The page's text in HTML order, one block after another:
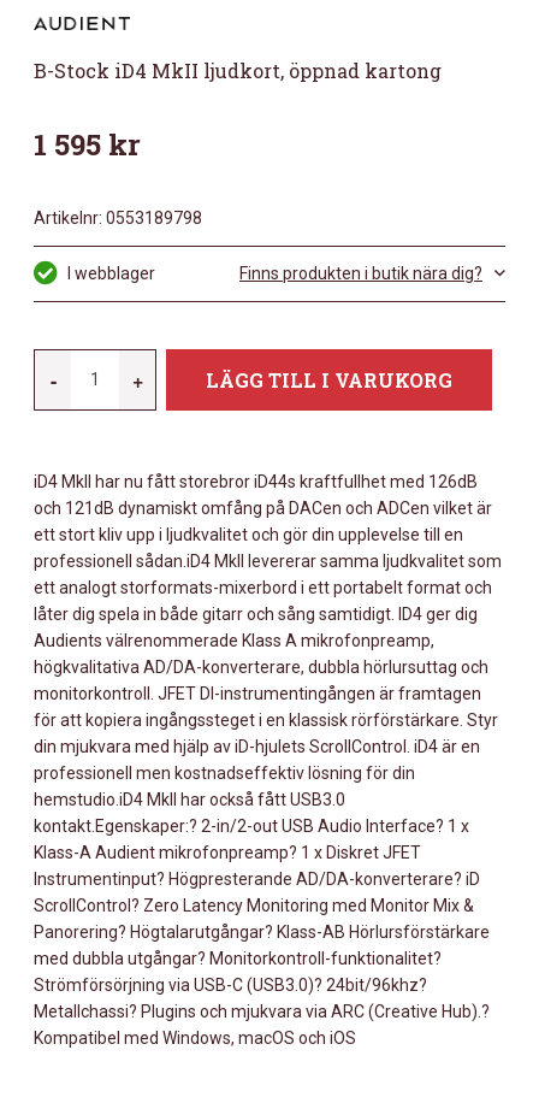
B-Stock iD4 MkII ljudkort, öppnad kartong
1 595 kr
Artikelnr: 0553189798
I webblager Finns produkten i butik nära dig?
-
2IN/2OUT
AUDIO
INTERFACE
B-
STOCK
MÄNGD
+ LÄGG TILL I VARUKORG
iD4 MkII har nu fått storebror iD44s kraftfullhet med 126dB
och 121dB dynamiskt omfång på DACen och ADCen vilket är
ett stort kliv upp i ljudkvalitet och gör din upplevelse till en
professionell sådan.iD4 MkII levererar samma ljudkvalitet som
ett analogt storformats-mixerbord i ett portabelt format och
låter dig spela in både gitarr och sång samtidigt. ID4 ger dig
Audients välrenommerade Klass A mikrofonpreamp,
högkvalitativa AD/DA-konverterare, dubbla hörlursuttag och
monitorkontroll. JFET DI-instrumentingången är framtagen
för att kopiera ingångssteget i en klassisk rörförstärkare. Styr
din mjukvara med hjälp av iD-hjulets ScrollControl. iD4 är en
professionell men kostnadseffektiv lösning för din
hemstudio.iD4 MkII har också fått USB3.0
kontakt.Egenskaper:? 2-in/2-out USB Audio Interface? 1 x
Klass-A Audient mikrofonpreamp? 1 x Diskret JFET
Instrumentinput? Högpresterande AD/DA-konverterare? iD
ScrollControl? Zero Latency Monitoring med Monitor Mix &
Panorering? Högtalarutgångar? Klass-AB Hörlursförstärkare
med dubbla utgångar? Monitorkontroll-funktionalitet?
Strömförsörjning via USB-C (USB3.0)? 24bit/96khz?
Metallchassi? Plugins och mjukvara via ARC (Creative Hub).?
Kompatibel med Windows, macOS och iOS